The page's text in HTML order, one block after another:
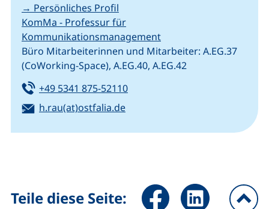
→ Persönliches Profil
KomMa - Professur für
Kommunikationsmanagement
Büro Mitarbeiterinnen und Mitarbeiter: A.EG.37
(CoWorking-Space), A.EG.40, A.EG.42
Tel:
+49 5341 875-52110(startet einen Telefonanruf,
E-Mail:
h.rau(at)ostfalia.de(öffnet Ihr E-Mail-Programm)
Teile diese Seite: Seite über Facebook teilen
Seite über